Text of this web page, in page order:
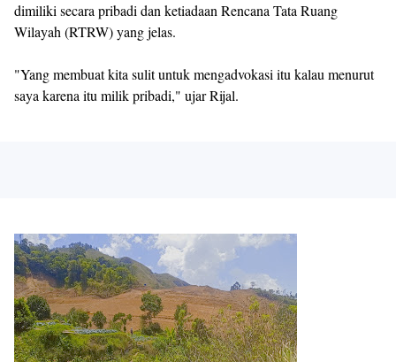
dimiliki secara pribadi dan ketiadaan Rencana Tata Ruang
Wilayah (RTRW) yang jelas.
"Yang membuat kita sulit untuk mengadvokasi itu kalau menurut
saya karena itu milik pribadi," ujar Rijal.